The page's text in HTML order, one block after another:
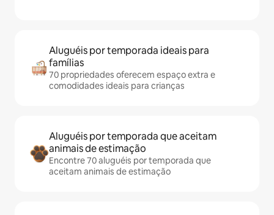
Aluguéis por temporada ideais para
famílias
70 propriedades oferecem espaço extra e
comodidades ideais para crianças
Aluguéis por temporada que aceitam
animais de estimação
Encontre 70 aluguéis por temporada que
aceitam animais de estimação